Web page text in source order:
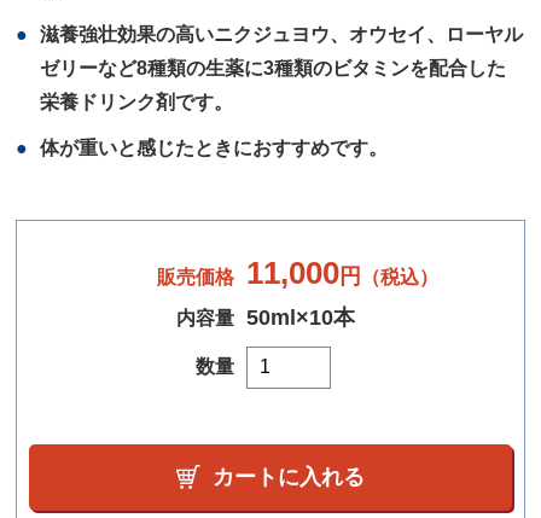
滋養強壮効果の高いニクジュヨウ、オウセイ、ローヤル
ゼリーなど8種類の生薬に3種類のビタミンを配合した
栄養ドリンク剤です。
体が重いと感じたときにおすすめです。
販売価格 11,000 円
（税込）
内容量 50ml×10本
数量
カートに入れる